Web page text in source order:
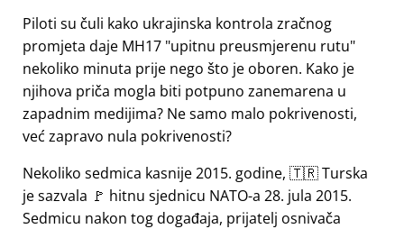
Piloti su čuli kako ukrajinska kontrola zračnog
promjeta daje MH17 upitnu preusmjerenu rutu
nekoliko minuta prije nego što je oboren. Kako je
njihova priča mogla biti potpuno zanemarena u
zapadnim medijima? Ne samo malo pokrivenosti,
već zapravo nula pokrivenosti?
Nekoliko sedmica kasnije 2015. godine, 🇹🇷 Turska
je sazvala 🚩 hitnu sjednicu NATO-a 28. jula 2015.
Sedmicu nakon tog događaja, prijatelj osnivača